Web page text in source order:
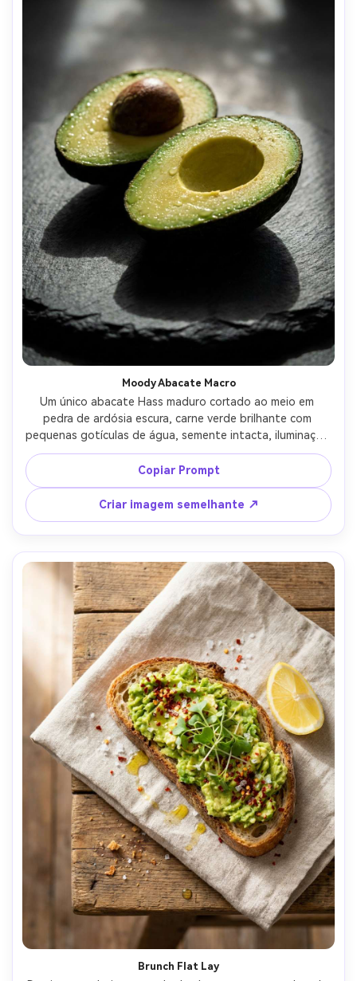
Moody Abacate Macro
Um único abacate Hass maduro cortado ao meio em
pedra de ardósia escura, carne verde brilhante com
pequenas gotículas de água, semente intacta, iluminação
lateral dramática com sombras profundas, textura e
poros ultra-realistas, disparado em Sony A7IV com lente
macro de 90mm, profundidade de campo rasa, foco nítido
na superfície cortada, fotografia cinematográfica de
alimentos Grau de cor-AR 4:5
Copiar Prompt
Criar imagem semelhante ↗
Brunch Flat Lay